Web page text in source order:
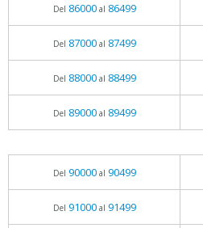
Del 86000al 86499
Del 87000al 87499
Del 88000al 88499
Del 89000al 89499
Del 90000al 90499
Del 91000al 91499